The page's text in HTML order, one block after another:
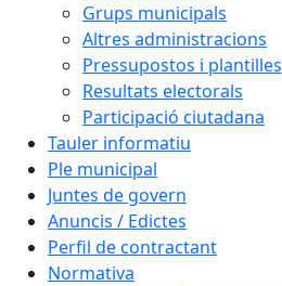
Grups municipals
Altres administracions
Pressupostos i plantilles
Resultats electorals
Participació ciutadana
Tauler informatiu
Ple municipal
Juntes de govern
Anuncis / Edictes
Perfil de contractant
Normativa